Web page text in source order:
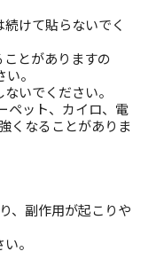
けて貼らないでく
とがありますの
。
いでください。
ペット、カイロ、電
くなることがありま
、副作用が起こりや
。